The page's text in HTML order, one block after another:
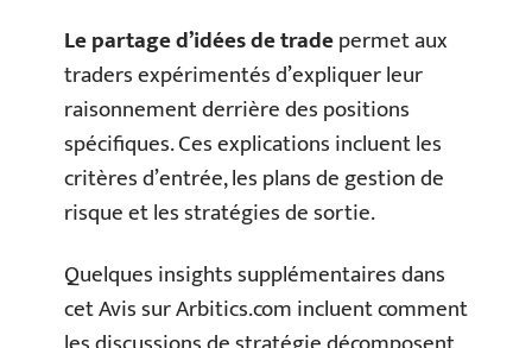
Le partage d’idées de tradepermet aux
traders expérimentés d’expliquer leur
raisonnement derrière des positions
spécifiques. Ces explications incluent les
critères d’entrée, les plans de gestion de
risque et les stratégies de sortie.
Quelques insights supplémentaires dans
cet Avis sur Arbitics.com incluent comment